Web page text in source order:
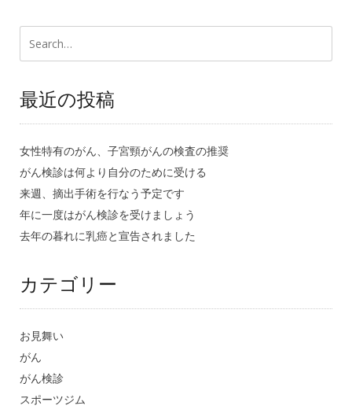
最近の投稿
女性特有のがん、子宮頸がんの検査の推奨
がん検診は何より自分のために受ける
来週、摘出手術を行なう予定です
年に一度はがん検診を受けましょう
去年の暮れに乳癌と宣告されました
カテゴリー
お見舞い
がん
がん検診
スポーツジム